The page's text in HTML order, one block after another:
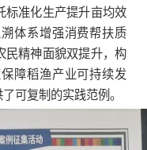
标准化生产提升亩均效
体系增强消费帮扶质
民精神面貌双提升，构
障稻渔产业可持续发
可复制的实践范例。